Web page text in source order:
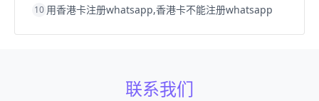
10 用香港卡注册whatsapp,香港卡不能注册whatsapp
联系我们